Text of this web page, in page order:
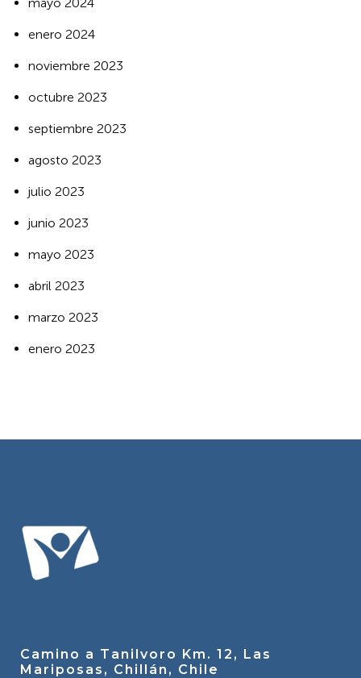
enero 2024
noviembre 2023
octubre 2023
septiembre 2023
agosto 2023
julio 2023
junio 2023
mayo 2023
abril 2023
marzo 2023
enero 2023
Camino a Tanilvoro Km. 12, Las
Mariposas, Chillán, Chile